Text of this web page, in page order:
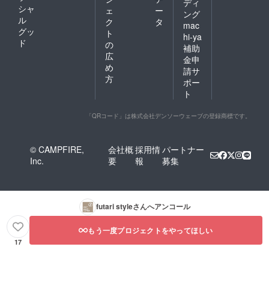
シャ
ル
グッ
ド
ェ
ク
ト
の
広
め
方
ー
タ
ング
mac
hi-ya
補助
金申
請サ
ポー
ト
「QRコード」は株式会社デンソーウェーブの登録商標です。
© CAMPFIRE,
Inc.
会社概
要
採用情
報
パートナー
募集
futari styleさんへアンコール
17
もう一度プロジェクトをやってほしい